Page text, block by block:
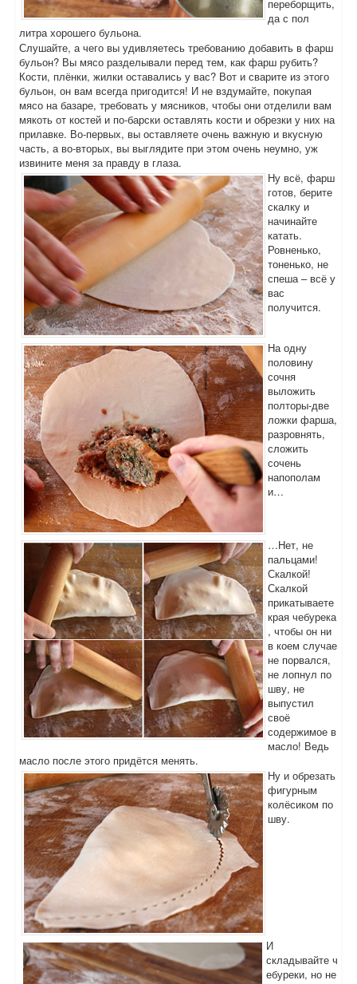
переборщить,
да с пол
литра хорошего бульона.
Слушайте, а чего вы удивляетесь требованию добавить в фарш
бульон? Вы мясо разделывали перед тем, как фарш рубить?
Кости, плёнки, жилки оставались у вас? Вот и сварите из этого
бульон, он вам всегда пригодится! И не вздумайте, покупая
мясо на базаре, требовать у мясников, чтобы они отделили вам
мякоть от костей и по-барски оставлять кости и обрезки у них на
прилавке. Во-первых, вы оставляете очень важную и вкусную
часть, а во-вторых, вы выглядите при этом очень неумно, уж
извините меня за правду в глаза.
Ну всё, фарш
готов, берите
скалку и
начинайте
катать.
Ровненько,
тоненько, не
спеша – всё у
вас
получится.
На одну
половину
сочня
выложить
полторы-две
ложки фарша,
разровнять,
сложить
сочень
напополам
и…
…Нет, не
пальцами!
Скалкой!
Скалкой
прикатываете
края чебурека
, чтобы он ни
в коем случае
не порвался,
не лопнул по
шву, не
выпустил
своё
содержимое в
масло! Ведь
масло после этого придётся менять.
Ну и обрезать
фигурным
колёсиком по
шву.
И
складывайте ч
ебуреки, но не